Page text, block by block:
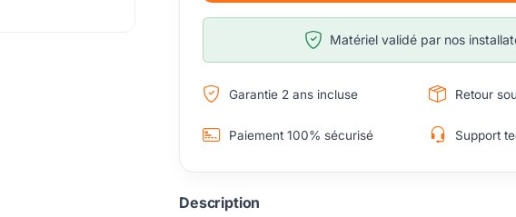
Matériel validé par nos
Garantie 2 ans incluse Retour
Paiement 100% sécurisé Support
Description